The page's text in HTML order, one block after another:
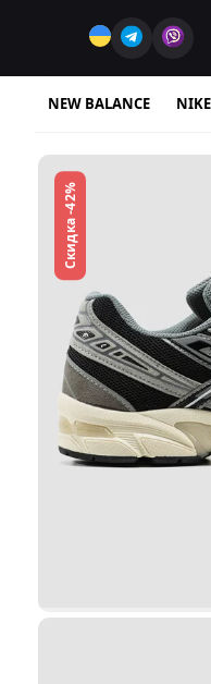
NEW BALANCE NIKE
Скидка -42%